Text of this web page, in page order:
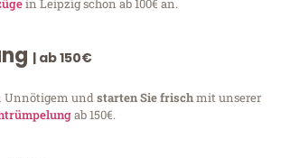
in Leipzig schon ab 100€ an.
| ab 150€
Unnötigem undstarten Sie frischmit unserer
ab 150€.